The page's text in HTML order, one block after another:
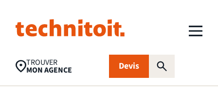
TROUVER
MON AGENCE Devis